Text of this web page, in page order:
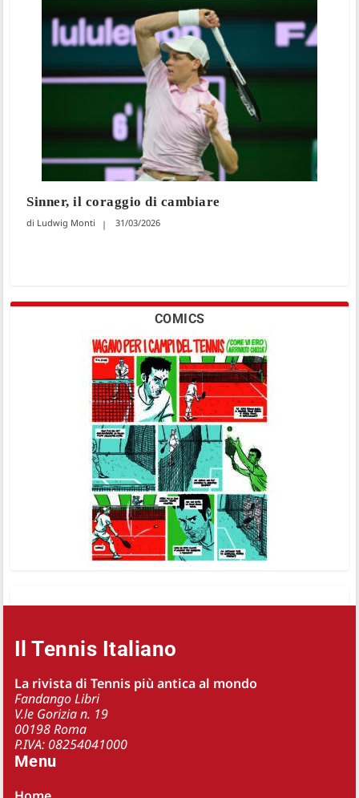
Sinner, il coraggio di cambiare
Ludwig Monti 31/03/2026
COMICS
Il Tennis Italiano
La rivista di Tennis più antica al mondo
Fandango Libri
V.le Gorizia n. 19
00198 Roma
P.IVA: 08254041000
Menu